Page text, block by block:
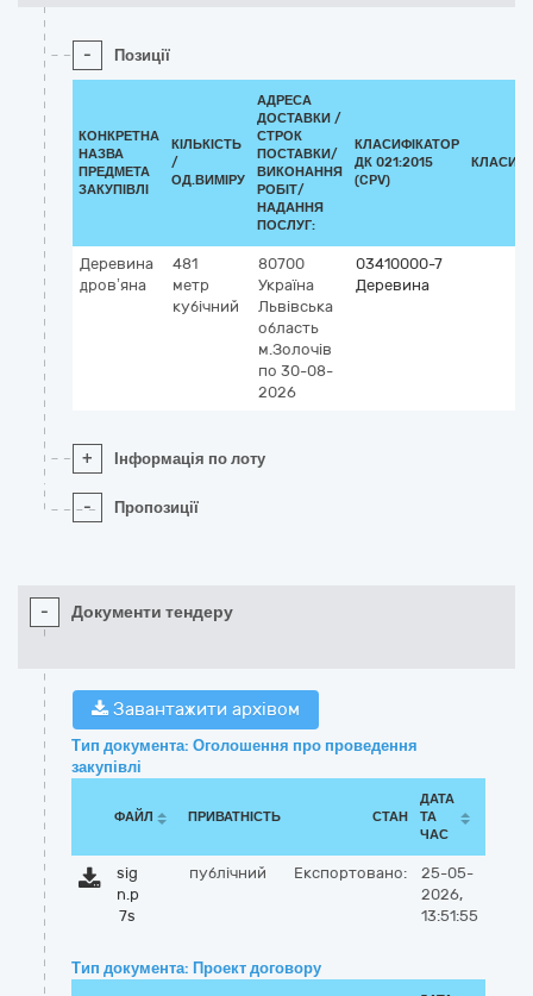
- Позиції
КОНКРЕТНА
НАЗВА
ПРЕДМЕТА
ЗАКУПІВЛІ
КІЛЬКІСТЬ
/
ОД.ВИМІРУ
АДРЕСА
ДОСТАВКИ /
СТРОК
ПОСТАВКИ/
ВИКОНАННЯ
РОБІТ/
НАДАННЯ
ПОСЛУГ:
КЛАСИФІКАТОР
ДК 021:2015
(CPV)
Деревина
дров’яна
481
метр
кубічний
80700
Україна
Львівська
область
м.Золочів
по 30-08-
2026
03410000-7
Деревина
+ Інформація по лоту
- Пропозиції
- Документи тендеру
Завантажити архівом
Тип документа: Оголошення про проведення
закупівлі
ФАЙЛ ПРИВАТНІСТЬ СТАН
ДАТА
ТА
ЧАС
sig
n.p
7s
публічний Експортовано:
25-05-
2026,
13:51:55
Тип документа: Проект договору